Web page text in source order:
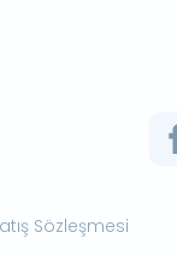
Sözleşmesi